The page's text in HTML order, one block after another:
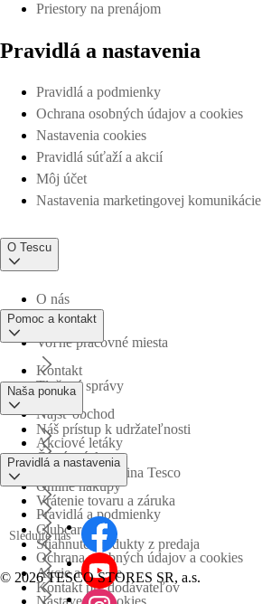
Priestory na prenájom
Pravidlá a nastavenia
Pravidlá a podmienky
Ochrana osobných údajov a cookies
Nastavenia cookies
Pravidlá súťaží a akcií
Môj účet
Nastavenia marketingovej komunikácie
O Tescu
O nás
Voľné pracovné miesta
Tlačové správy
Náš prístup k udržateľnosti
Obchodná skupina Tesco
Pomoc a kontakt
Kontakt
Nájsť obchod
Časté otázky
Vrátenie tovaru a záruka
Stiahnuté produkty z predaja
Kontakt pre dodávateľov
Naša ponuka
Akciové letáky
Online nákupy
Clubcard
Akcie a súťaže
Pravidlá a nastavenia
Pravidlá a podmienky
Ochrana osobných údajov a cookies
Nastavenia cookies
Sledujte nás
© 2026 TESCO STORES SR, a.s.